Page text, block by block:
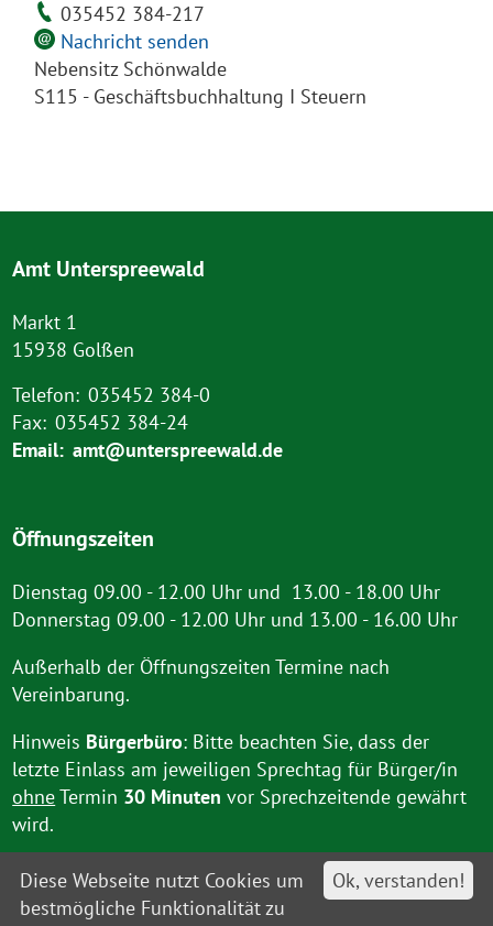
035452 384-217
Nachricht senden
Nebensitz Schönwalde
S115 - Geschäftsbuchhaltung I Steuern
Amt Unterspreewald
Markt 1
15938 Golßen
Telefon: 035452 384-0
Fax: 035452 384-24
Email: amt@unterspreewald.de
Öffnungszeiten
Dienstag 09.00 - 12.00 Uhr und 13.00 - 18.00 Uhr
Donnerstag 09.00 - 12.00 Uhr und 13.00 - 16.00 Uhr
Außerhalb der Öffnungszeiten Termine nach
Vereinbarung.
Hinweis Bürgerbüro: Bitte beachten Sie, dass der
letzte Einlass am jeweiligen Sprechtag für Bürger/in
ohneTermin 30 Minuten vor Sprechzeitende gewährt
wird.
Ok, verstanden!
Diese Webseite nutzt Cookies um
bestmögliche Funktionalität zu